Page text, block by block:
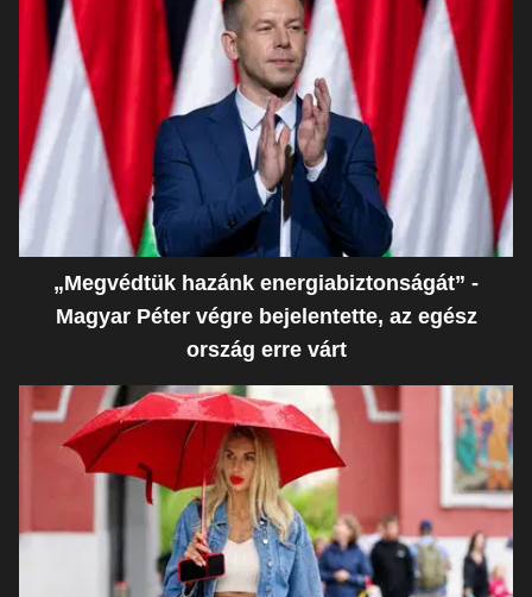
„Megvédtük hazánk energiabiztonságát” -
Magyar Péter végre bejelentette, az egész
ország erre várt